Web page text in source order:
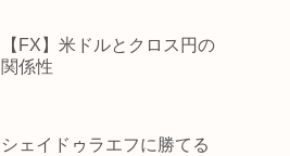
【FX】米ドルとクロス円の
関係性
シェイドゥラエフに勝てる